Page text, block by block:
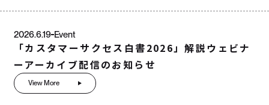
2026.6.19 Event
「カスタマーサクセス白書2026」解説ウェビナ
ーアーカイブ配信のお知らせ
View More